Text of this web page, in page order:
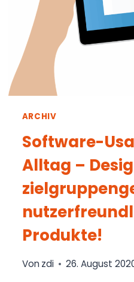
ARCHIV
Software-
Alltag –
Produkte!
Von zdi 26. August